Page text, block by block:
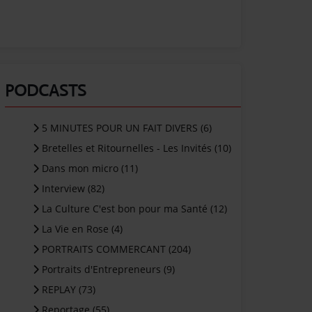
PODCASTS
5 MINUTES POUR UN FAIT DIVERS (6)
Bretelles et Ritournelles - Les Invités (10)
Dans mon micro (11)
Interview (82)
La Culture C'est bon pour ma Santé (12)
La Vie en Rose (4)
PORTRAITS COMMERCANT (204)
Portraits d'Entrepreneurs (9)
REPLAY (73)